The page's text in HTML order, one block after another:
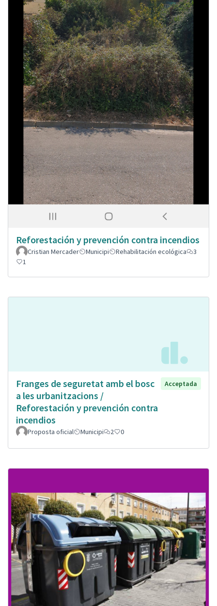
Reforestación y prevención contra incendios
Cristian Mercader Municipi Rehabilitación ecológica
3
1
Franges de seguretat amb el bosc
a les urbanitzacions /
Reforestación y prevención contra
incendios
Acceptada
Proposta oficial Municipi 2 0